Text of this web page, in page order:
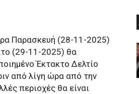
Παρασκευή (28-11-2025)
(29-11-2025) θα
Έκτακτο Δελτίο
από λίγη ώρα από την
περιοχές θα είναι